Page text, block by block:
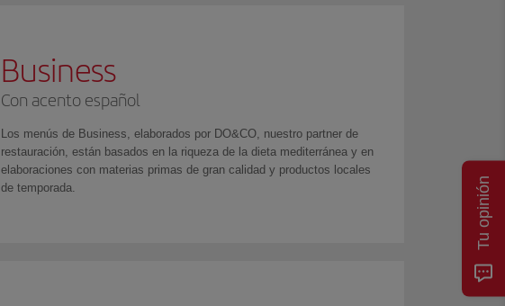
Business
Con acento español
Los menús de Business, elaborados por DO&CO, nuestro partner de
restauración, están basados en la riqueza de la dieta mediterránea y en
elaboraciones con materias primas de gran calidad y productos locales
de temporada.
Tu opinión